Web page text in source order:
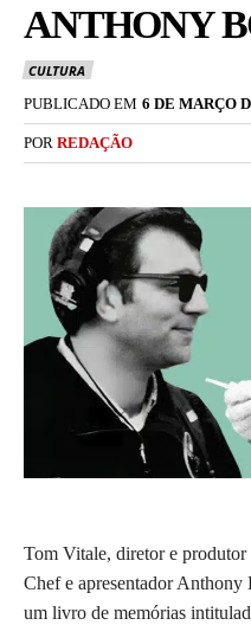
ANTHONY
CULTURA
PUBLICADO EM 6 DE MARÇO
POR REDAÇÃO
Tom Vitale, diretor e
Chef e apresentador Anthony
um livro de memórias